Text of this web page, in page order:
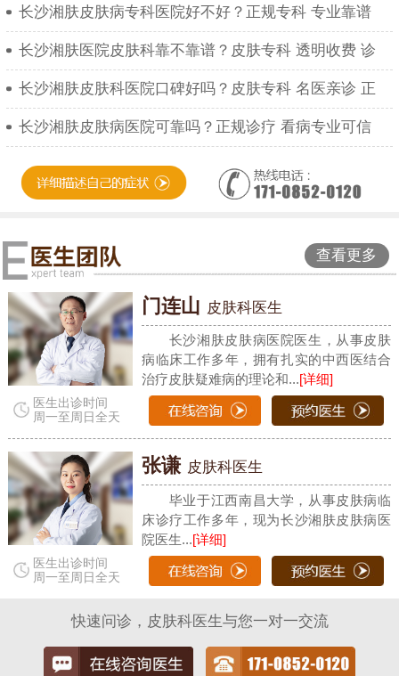
长沙湘肤皮肤病专科医院好不好？正规专科 专业靠谱
长沙湘肤医院皮肤科靠不靠谱？皮肤专科 透明收费 诊
长沙湘肤皮肤科医院口碑好吗？皮肤专科 名医亲诊 正
长沙湘肤皮肤病医院可靠吗？正规诊疗 看病专业可信
查看更多
医生出诊时间
周一至周日全天
门连山 皮肤科医生
长沙湘肤皮肤病医院医生，从事皮肤
病临床工作多年，拥有扎实的中西医结合
治疗皮肤疑难病的理论和...[详细]
医生出诊时间
周一至周日全天
张谦 皮肤科医生
毕业于江西南昌大学，从事皮肤病临
床诊疗工作多年，现为长沙湘肤皮肤病医
院医生...[详细]
快速问诊，皮肤科医生与您一对一交流